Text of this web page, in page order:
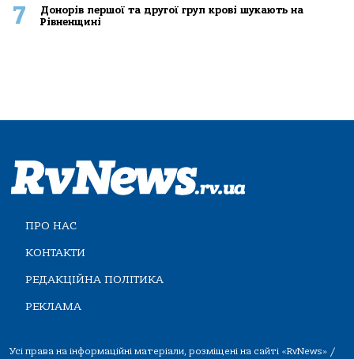
7
Донорів першої та другої груп крові шукають на
Рівненщині
ПРО НАС
КОНТАКТИ
РЕДАКЦІЙНА ПОЛІТИКА
РЕКЛАМА
Усі права на інформаційні матеріали, розміщені на сайті «RvNews» /